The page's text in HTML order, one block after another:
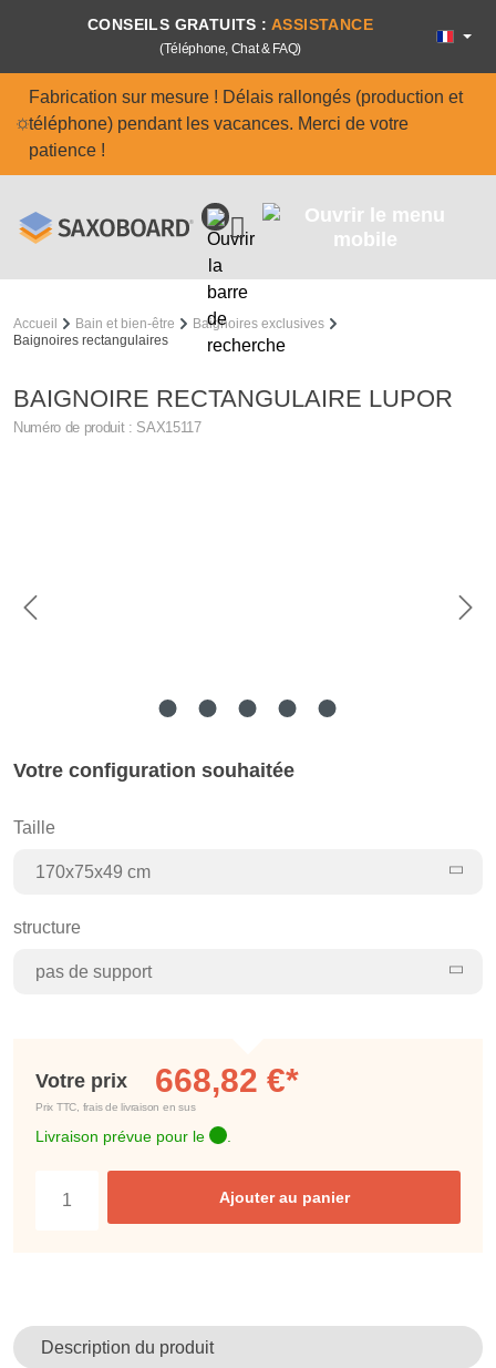
Passer au contenu principal
CONSEILS GRATUITS : ASSISTANCE
(Téléphone, Chat & FAQ)
Fabrication sur mesure ! Délais rallongés (production et
téléphone) pendant les vacances. Merci de votre
patience !
Accueil Bain et bien-être
Baignoires exclusives
Baignoires rectangulaires
BAIGNOIRE RECTANGULAIRE LUPOR
Numéro de produit : SAX15117
Votre configuration souhaitée
Taille
170x75x49 cm
structure
pas de support
Votre prix 668,82 €*
Prix TTC, frais de livraison en sus
Livraison prévue pour le
Ajouter au panier
Description du produit